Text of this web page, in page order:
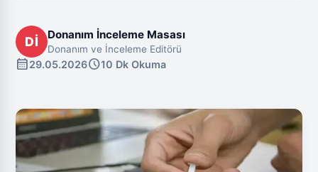
Dİ Donanım İnceleme Masası
Donanım ve İnceleme Editörü
calendar_month29.05.2026schedule10 Dk Okuma